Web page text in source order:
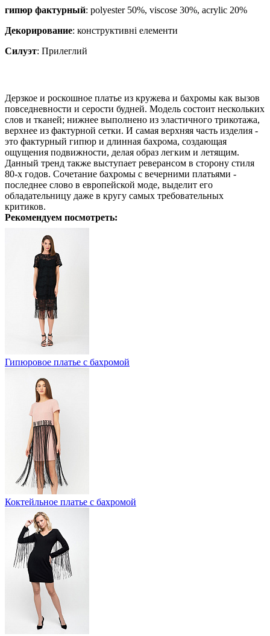
гипюр фактурный: polyester 50%, viscose 30%, acrylic 20%
Декорирование: конструктивні елементи
Силуэт: Прилеглий
Дерзкое и роскошное платье из кружева и бахромы как вызов
повседневности и серости будней. Модель состоит нескольких
слов и тканей; нижнее выполнено из эластичного трикотажа,
верхнее из фактурной сетки. И самая верхняя часть изделия -
это фактурный гипюр и длинная бахрома, создающая
ощущения подвижности, делая образ легким и летящим.
Данный тренд также выступает реверансом в сторону стиля
80-х годов. Сочетание бахромы с вечерними платьями -
последнее слово в европейской моде, выделит его
обладательницу даже в кругу самых требовательных
критиков.
Рекомендуем посмотреть:
Гипюровое платье с бахромой
Коктейльное платье с бахромой